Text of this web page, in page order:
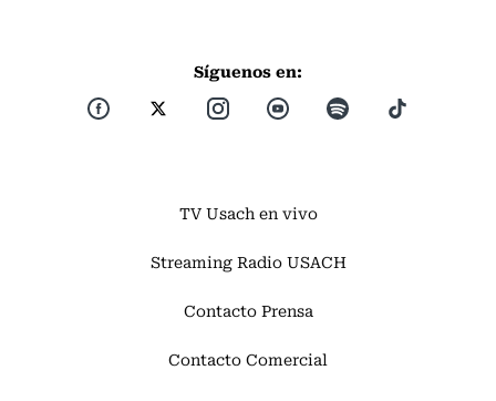
Síguenos en:
TV Usach en vivo
Streaming Radio USACH
Contacto Prensa
Contacto Comercial